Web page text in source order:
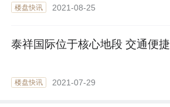
楼盘快讯 2021-08-25
泰祥国际位于核心地段 交通便捷
楼盘快讯 2021-07-29